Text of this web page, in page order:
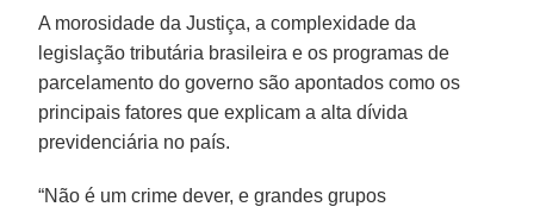
A morosidade da Justiça, a complexidade da
legislação tributária brasileira e os programas de
parcelamento do governo são apontados como os
principais fatores que explicam a alta dívida
previdenciária no país.
“Não é um crime dever, e grandes grupos